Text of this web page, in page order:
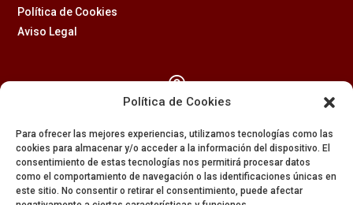
Política de Cookies
Para ofrecer las mejores experiencias, utilizamos tecnologías como las
cookies para almacenar y/o acceder a la información del dispositivo. El
consentimiento de estas tecnologías nos permitirá procesar datos
como el comportamiento de navegación o las identificaciones únicas en
este sitio. No consentir o retirar el consentimiento, puede afectar
Política de Cookies
Aviso Legal

954 229 437
